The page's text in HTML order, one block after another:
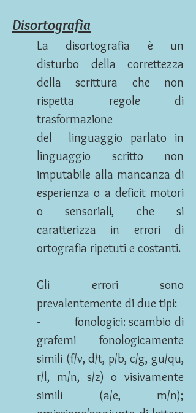
Disortografia
La disortografia è un
disturbo della correttezza
della scrittura che non
rispetta regole di
trasformazione
del linguaggio parlato in
linguaggio scritto non
imputabile alla mancanza di
esperienza o a deficit motori
o sensoriali, che si
caratterizza in errori di
ortografia ripetuti e costanti.
Gli errori sono
prevalentemente di due tipi:
- fonologici: scambio di
grafemi fonologicamente
simili (f/v, d/t, p/b, c/g, gu/qu,
r/l, m/n, s/z) o visivamente
simili (a/e, m/n);